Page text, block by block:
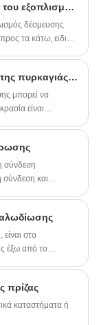
και
μπροστινό
και είναι
υποδοχή
3.0 43020,
διαθέτει
43031.
Λεπτομερής περιγραφή της διαδικασίας του εξοπλισμού δεσίματος καλωδίων
δέσμευσης
τα κάτω, ειδικά
είναι η
εγκαθίσταται
χώρος και
Ποιες είναι οι μέθοδοι για την πρόληψη της πυρκαγιάς του ηλεκτρονικού καλωδίου σύνδεσης;
μπορεί να
είναι
σύνδεση
σύνδεση και
ενέργειας
στο
έξω από το
πρίζας
καταστήματα ή